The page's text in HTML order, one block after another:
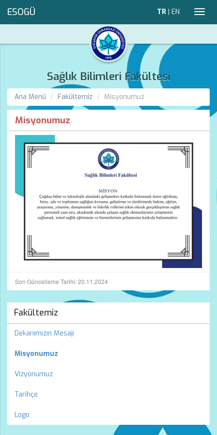
ESOGÜ TR | EN
Sağlık Bilimleri Fakültesi
Ana Menü Fakültemiz Misyonumuz
Misyonumuz
Son Güncelleme Tarihi: 20.11.2024
Fakültemiz
Dekanımızın Mesajı
Misyonumuz
Vizyonumuz
Tarihçe
Logo